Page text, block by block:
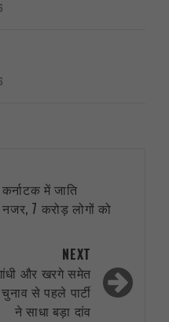
में जाति
7 करोड़ लोगों को
NEXT
और खरगे समेत
से पहले पार्टी
ने साधा बड़ा दांव